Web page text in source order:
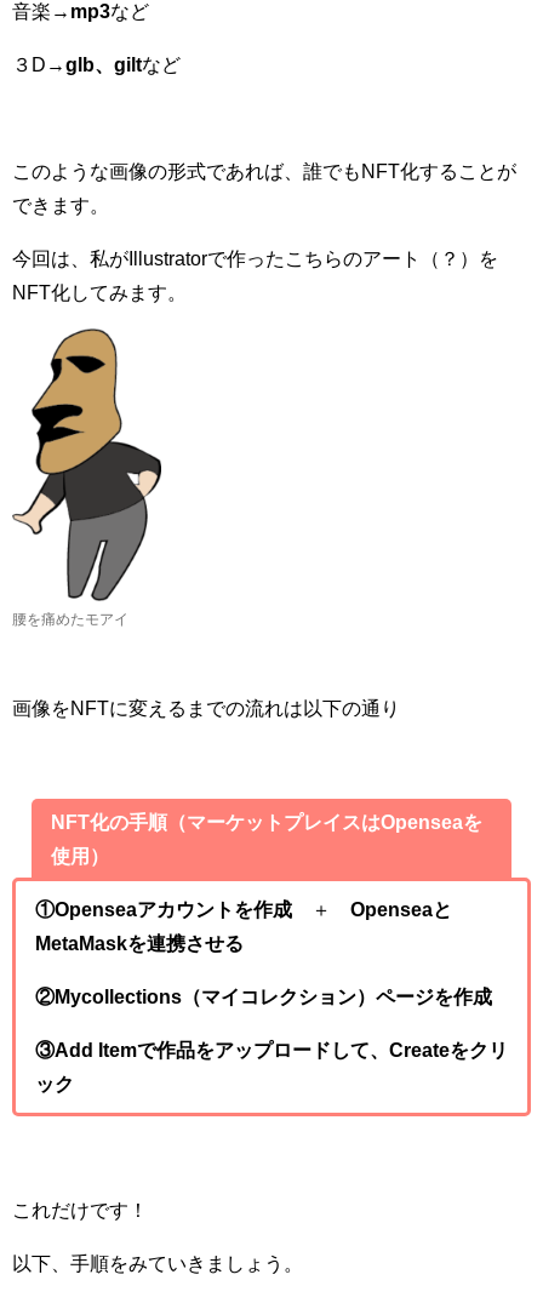
音楽→ mp3など
３D→glb、giltなど
このような画像の形式であれば、誰でもNFT化することが
できます。
今回は、私がIllustratorで作ったこちらのアート（？）を
NFT化してみます。
腰を痛めたモアイ
画像をNFTに変えるまでの流れは以下の通り
NFT化の手順（マーケットプレイスはOpenseaを
使用）
①Openseaアカウントを作成 ＋ Openseaと
MetaMaskを連携させる
②Mycollections（マイコレクション）ページを作成
③Add Itemで作品をアップロードして、Createをクリ
ック
これだけです！
以下、手順をみていきましょう。